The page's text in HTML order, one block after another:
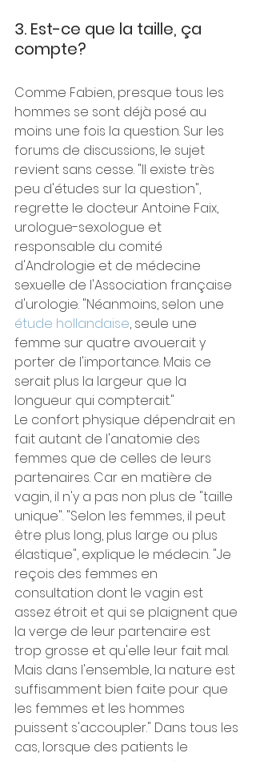
3. Est-ce que la taille, ça
compte?
Comme Fabien, presque tous les
hommes se sont déjà posé au
moins une fois la question. Sur les
forums de discussions, le sujet
revient sans cesse. "Il existe très
peu d'études sur la question",
regrette le docteur Antoine Faix,
urologue-sexologue et
responsable du comité
d'Andrologie et de médecine
sexuelle de l'Association française
d'urologie. "Néanmoins, selon une
étude hollandaise, seule une
femme sur quatre avouerait y
porter de l'importance. Mais ce
serait plus la largeur que la
longueur qui compterait."
Le confort physique dépendrait en
fait autant de l'anatomie des
femmes que de celles de leurs
partenaires. Car en matière de
vagin, il n'y a pas non plus de "taille
unique". "Selon les femmes, il peut
être plus long, plus large ou plus
élastique", explique le médecin. "Je
reçois des femmes en
consultation dont le vagin est
assez étroit et qui se plaignent que
la verge de leur partenaire est
trop grosse et qu'elle leur fait mal.
Mais dans l'ensemble, la nature est
suffisamment bien faite pour que
les femmes et les hommes
puissent s'accoupler." Dans tous les
cas, lorsque des patients le